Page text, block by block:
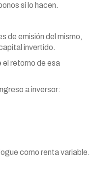
sí lo hacen.
de emisión del mismo,
invertido.
retorno de esa
a inversor:
como renta variable.